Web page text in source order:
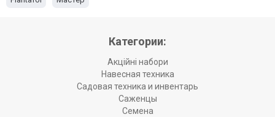
Категории:
Акційні набори
Навесная техника
Садовая техника и инвентарь
Саженцы
Семена